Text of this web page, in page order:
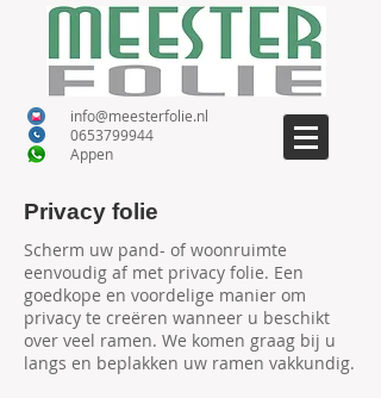
info@meesterfolie.nl
0653799944
Appen
Privacy folie
Scherm uw pand- of woonruimte
eenvoudig af met privacy folie. Een
goedkope en voordelige manier om
privacy te creëren wanneer u beschikt
over veel ramen. We komen graag bij u
langs en beplakken uw ramen vakkundig.